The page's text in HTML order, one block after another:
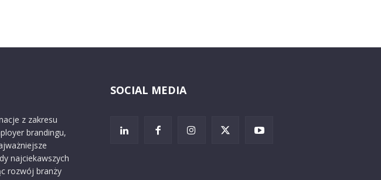
z zakresu
brandingu,
najciekawszych
rozwój branży
SOCIAL MEDIA